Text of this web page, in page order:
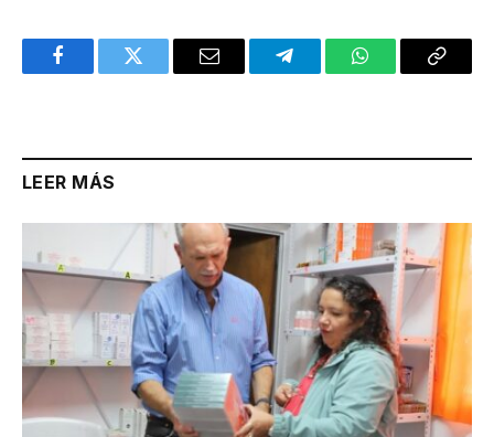
FacebookTwitter Email TelegramWhatsAppCopy
LEER MÁS